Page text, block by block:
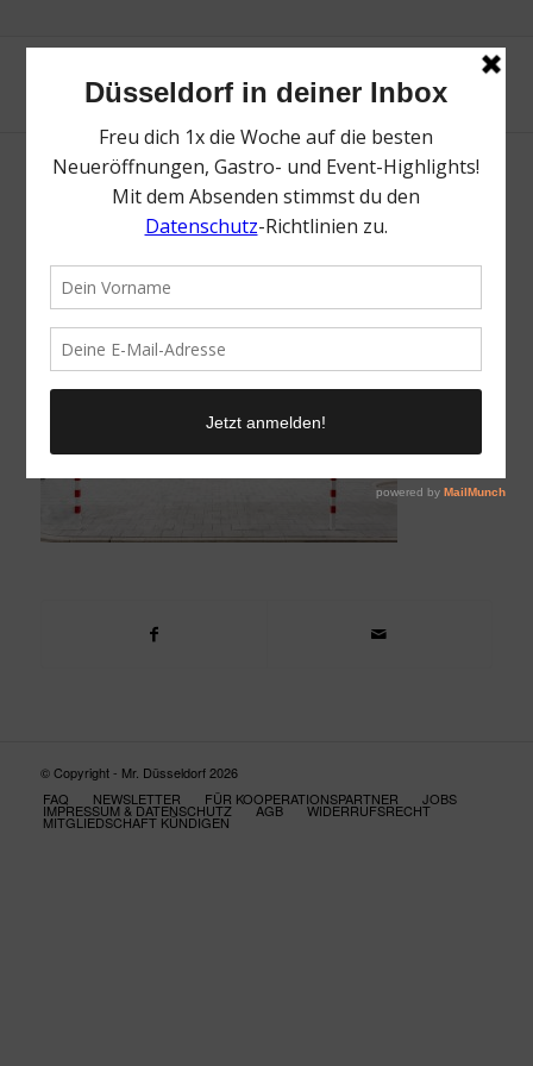
thumbnail-3
11. November 2020 /
© Copyright - Mr. Düsseldorf 2026
FAQ
NEWSLETTER FÜR KOOPERATIONSPARTNER JOBS
IMPRESSUM & DATENSCHUTZ AGB WIDERRUFSRECHT
MITGLIEDSCHAFT KÜNDIGEN